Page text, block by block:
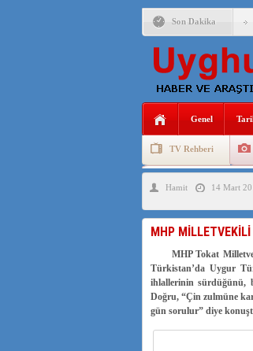
Son Dakika
Genel
TV Rehberi
Uygurlarda Düğün ve
Hamit 14 Mart
MHP MİLLETVEKİLİ
MHP Tokat
Türkistan’da Uygur
ihlallerinin sürdüğünü,
Doğru, “Çin zulmüne
gün sorulur” diye